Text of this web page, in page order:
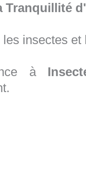
Tranquillité
insectes
à